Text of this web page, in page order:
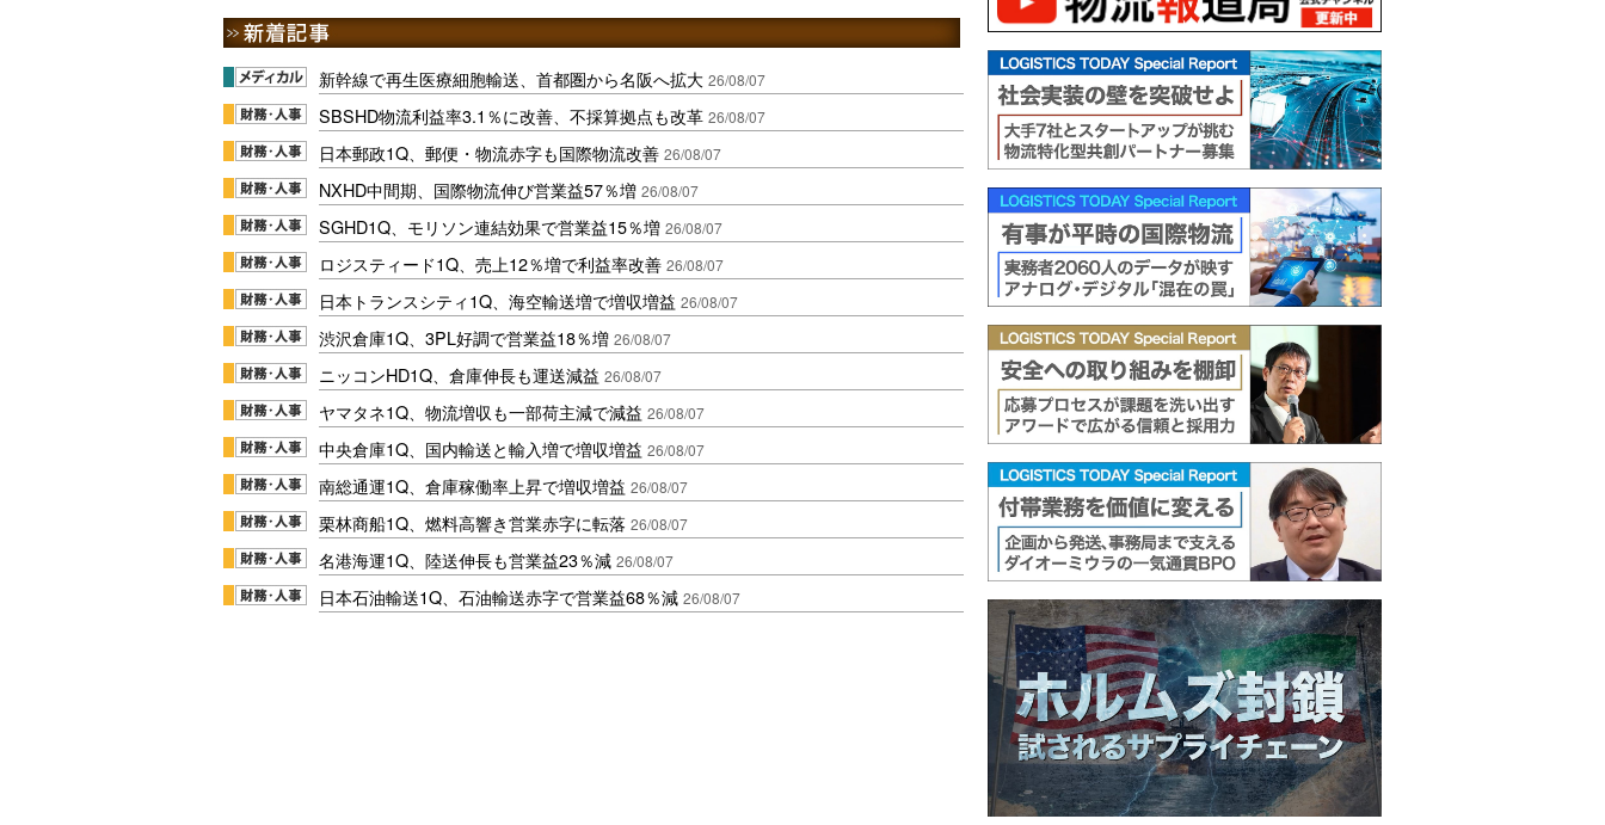
新幹線で再生医療細胞輸送、首都圏から名阪へ拡大 26/08/07
SBSHD物流利益率3.1％に改善、不採算拠点も改革 26/08/07
日本郵政1Q、郵便・物流赤字も国際物流改善 26/08/07
NXHD中間期、国際物流伸び営業益57％増 26/08/07
SGHD1Q、モリソン連結効果で営業益15％増 26/08/07
ロジスティード1Q、売上12％増で利益率改善 26/08/07
日本トランスシティ1Q、海空輸送増で増収増益 26/08/07
渋沢倉庫1Q、3PL好調で営業益18％増 26/08/07
ニッコンHD1Q、倉庫伸長も運送減益 26/08/07
ヤマタネ1Q、物流増収も一部荷主減で減益 26/08/07
中央倉庫1Q、国内輸送と輸入増で増収増益 26/08/07
南総通運1Q、倉庫稼働率上昇で増収増益 26/08/07
栗林商船1Q、燃料高響き営業赤字に転落 26/08/07
名港海運1Q、陸送伸長も営業益23％減 26/08/07
日本石油輸送1Q、石油輸送赤字で営業益68％減 26/08/07